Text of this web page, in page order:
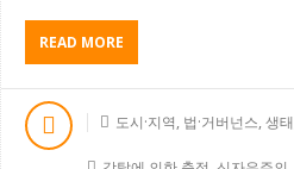
READ MORE
B
O
T
도시·지역, 법·거버넌스,생태